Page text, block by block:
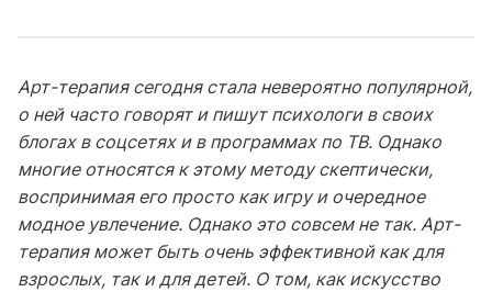
Арт-терапия сегодня стала невероятно популярной,
о ней часто говорят и пишут психологи в своих
блогах в соцсетях и в программах по ТВ. Однако
многие относятся к этому методу скептически,
воспринимая его просто как игру и очередное
модное увлечение. Однако это совсем не так. Арт-
терапия может быть очень эффективной как для
взрослых, так и для детей. О том, как искусство